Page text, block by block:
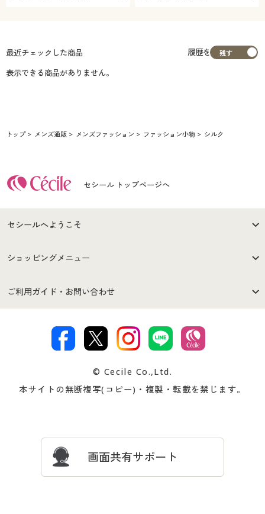
最近チェックした商品
履歴を
表示できる商品がありません。
トップ メンズ通販 メンズファッション ファッション小物 シルク
セシール トップページへ
セシールへようこそ
はじめての方へ
セシールご利用規約
著作権・商標について 会社案内
ショッピングメニュー
商品カテゴリ
プレゼント＆キャンペーン サイトマップ
ご利用ガイド・お問い合わせ
交換・返品は お支払は
ついて
忘れの場合
© Cecile Co.,Ltd.
本サイトの無断複写(コピー)・複製・転載を禁じます。
画面共有サポート